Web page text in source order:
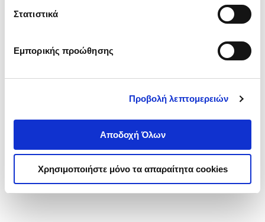
Στατιστικά
Εμπορικής προώθησης
Προβολή λεπτομερειών
Αποδοχή Όλων
Χρησιμοποιήστε μόνο τα απαραίτητα cookies